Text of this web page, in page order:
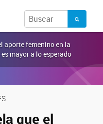
aporte femenino en la
mayor a lo esperado
que el